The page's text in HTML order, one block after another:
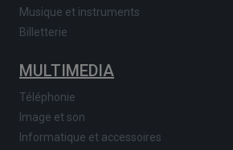
Musique et instruments
Billetterie
MULTIMEDIA
Téléphonie
Image et son
Informatique et accessoires